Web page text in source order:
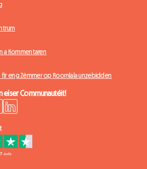
a Kommentaren
fir eng Zëmmer op Roomlala unzebidden
eiser Communautéit!